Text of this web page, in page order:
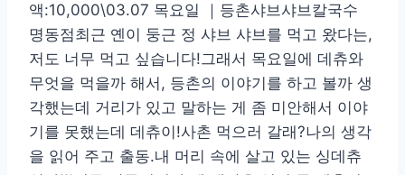
액:10,000\03.07 목요일 ｜등촌샤브샤브칼국수
명동점최근 옌이 둥근 정 샤브 샤브를 먹고 왔다는,
저도 너무 먹고 싶습니다!그래서 목요일에 데츄와
무엇을 먹을까 해서, 등촌의 이야기를 하고 볼까 생
각했는데 거리가 있고 말하는 게 좀 미안해서 이야
기를 못했는데 데츄이!사촌 먹으러 갈래?나의 생각
을 읽어 주고 출동.내 머리 속에 살고 있는 싱데츄